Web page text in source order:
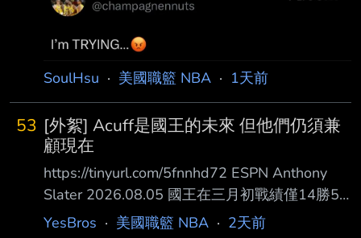
SoulHsu · 美國職籃 NBA · 1天前
53 [外絮] Acuff是國王的未來 但他們仍須兼
顧現在
https://tinyurl.com/5fnnhd72 ESPN Anthony
Slater 2026.08.05 國王在三月初戰績僅14勝50
敗排名墊底，穩穩站在起碼前五順位的有利位
YesBros · 美國職籃 NBA · 2天前